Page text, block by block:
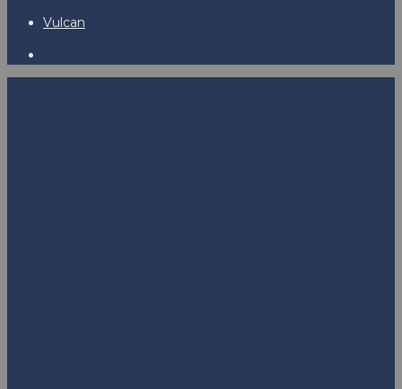
Vulcan